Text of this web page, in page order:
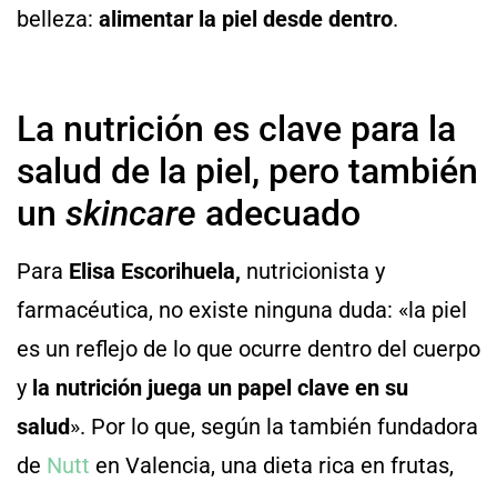
belleza: alimentar la piel desde dentro.
La nutrición es clave para la
salud de la piel, pero también
un skincare adecuado
Para Elisa Escorihuela, nutricionista y
farmacéutica, no existe ninguna duda: «la piel
es un reflejo de lo que ocurre dentro del cuerpo
y la nutrición juega un papel clave en su
salud». Por lo que, según la también fundadora
de Nutt en Valencia, una dieta rica en frutas,